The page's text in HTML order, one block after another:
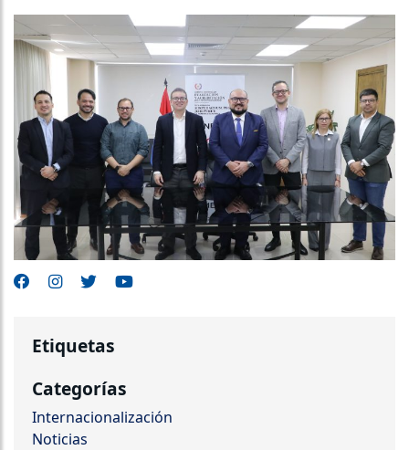
Etiquetas
Categorías
Internacionalización
Noticias